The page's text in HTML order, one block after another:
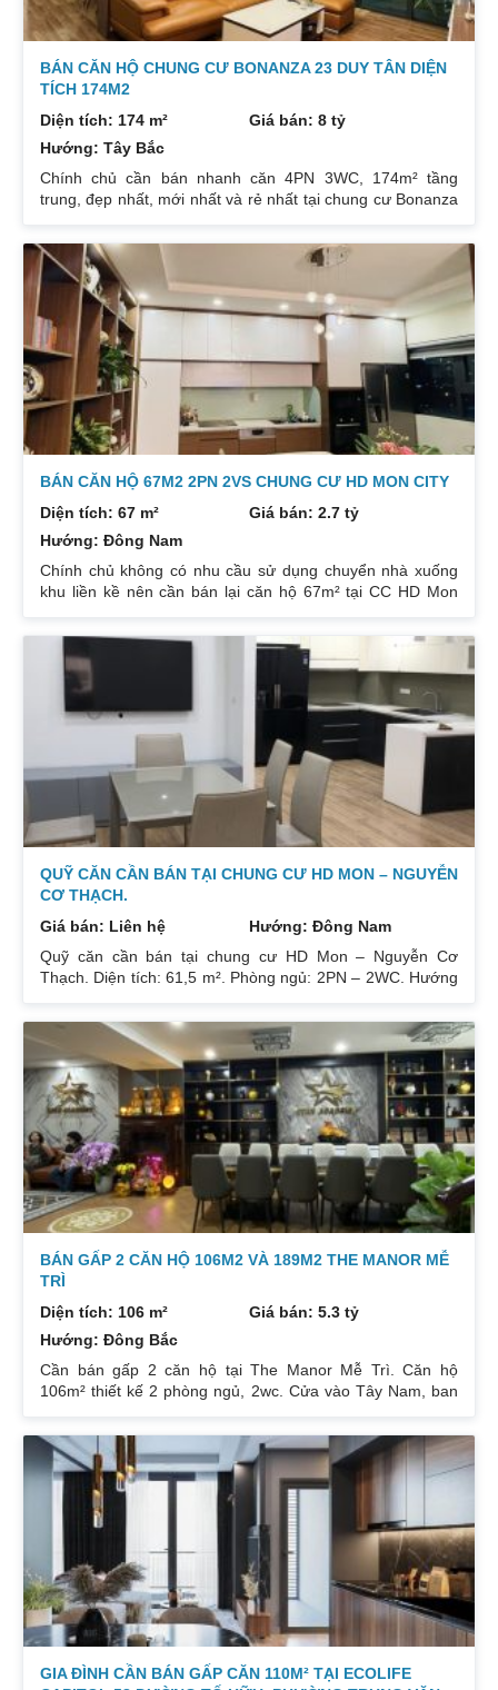
BÁN CĂN HỘ CHUNG CƯ BONANZA 23 DUY TÂN DIỆN
TÍCH 174M2
Diện tích: 174 m²
Giá bán: 8 tỷ
Hướng: Tây Bắc
Chính chủ cần bán nhanh căn 4PN 3WC, 174m² tầng
trung, đẹp nhất, mới nhất và rẻ nhất tại chung cư Bonanza
nên cần bán lại để đầu tư cái khác, cụ thể như sau:
Hướng: TB, ban công Đông Nam. Thiết kế: 4 ngủ 3WC DT:
174m². Nội thất đẹp thiết kế sang trọng trẻ trung. Phòng
khách, bếp, thiết bị vệ sinh tất cả đều mới và sử dụng tốt.
Nhà đã có sổ pháp
BÁN CĂN HỘ 67M2 2PN 2VS CHUNG CƯ HD MON CITY
Diện tích: 67 m²
Giá bán: 2.7 tỷ
Hướng: Đông Nam
Chính chủ không có nhu cầu sử dụng chuyển nhà xuống
khu liền kề nên cần bán lại căn hộ 67m² tại CC HD Mon
công hướng Đông Nam căn góc nhiều mặt thoáng và có
ban công nhỏ phòng ngủ chính. Đồ nội thất cao cấp bán
để lại toàn bộ nội thất cao cấp theo phong cách Châu Âu.
Sổ đỏ chính chủ xem nhà 24/24. Liên hệ xem nhà:
0832133366
QUỸ CĂN CẦN BÁN TẠI CHUNG CƯ HD MON – NGUYỄN
CƠ THẠCH.
Giá bán: Liên hệ
Hướng: Đông Nam
Quỹ căn cần bán tại chung cư HD Mon – Nguyễn Cơ
Thạch. Diện tích: 61,5 m². Phòng ngủ: 2PN – 2WC. Hướng
Giá: 3 tỷ. Diện tích: 67 m². Phòng ngủ: 2PN 2WC. Hướng
ban công: Đông Nam. Nội thất: Nhà full đồ đẹp, Có sổ. Giá:
3 tỷ 250. Diện tích: 86 m². Phòng ngủ: 2PN 2WC. Hướng
ban công: Tây tứ trạch. Nội thất: Nhà full đồ. Có sổ. Giá: 4
tỷ.
BÁN GẤP 2 CĂN HỘ 106M2 VÀ 189M2 THE MANOR MỄ
TRÌ
Diện tích: 106 m²
Giá bán: 5.3 tỷ
Hướng: Đông Bắc
Cần bán gấp 2 căn hộ tại The Manor Mễ Trì. Căn hộ
106m² thiết kế 2 phòng ngủ, 2wc. Cửa vào Tây Nam, ban
189m² thiết kế 3 phòng ngủ, 2wc, 2 gác xép. Nhà đang ở.
Giá bán 7,4 tỷ. Cả 2 căn chủ nhà đều để lại toàn bộ nội
thất. Xem nhà liên hệ: 0832133366
GIA ĐÌNH CẦN BÁN GẤP CĂN 110M² TẠI ECOLIFE